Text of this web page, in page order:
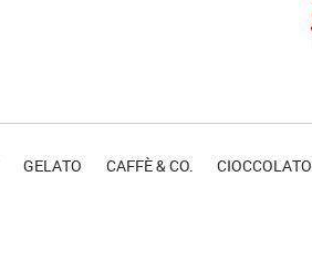
GELATO CAFFÈ & CO. CIOCCOLATO